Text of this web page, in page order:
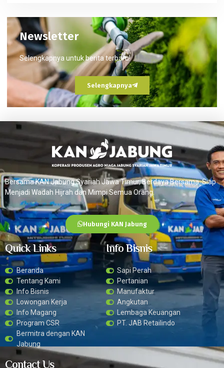
Newsletter
Selengkapnya untuk berita terbaru!
Selengkapnya
Bersama KAN Jabung Syariah Jawa Timur, Berdaya Bersama. Siap
Menjadi Wadah Hijrah dan Mimpi Semua Orang.
Hubungi KAN Jabung
Quick Links
Beranda
Tentang Kami
Info Bisnis
Lowongan Kerja
Info Magang
Program CSR
Bermitra dengan KAN
Jabung
Info Bisnis
Sapi Perah
Pertanian
Manufaktur
Angkutan
Lembaga Keuangan
PT. JAB Retailindo